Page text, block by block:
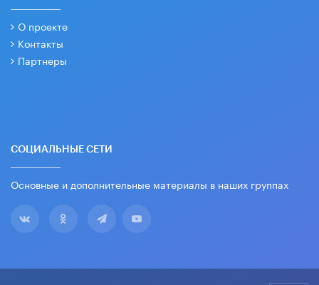
О проекте
Контакты
Партнеры
СОЦИАЛЬНЫЕ СЕТИ
Основные и дополнительные материалы в наших группах